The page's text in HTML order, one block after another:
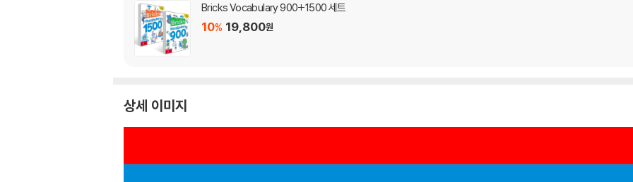
Bricks Vocabulary 900+1500 세트
10% 19,800원
상세 이미지